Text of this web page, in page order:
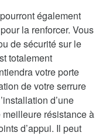
également
la renforcer. Vous
de sécurité sur le
totalement
votre porte
de votre serrure
d’une
résistance à
d’appui. Il peut